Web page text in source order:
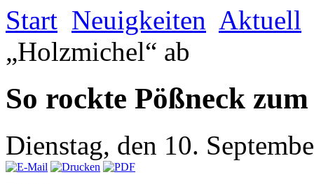
Start Neuigkeiten Aktuell
„Holzmichel“ ab
So rockte Pößneck
Dienstag, den 10.